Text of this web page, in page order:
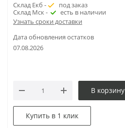
Склад Екб -
под заказ
Склад Мск -
есть в наличии
Узнать сроки доставки
Дата обновления остатков
07.08.2026
В корзину
Купить в 1 клик